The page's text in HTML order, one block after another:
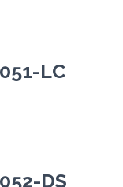
LC
DS